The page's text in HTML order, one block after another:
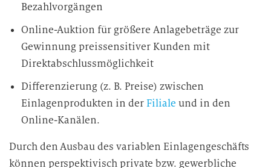
Bezahlvorgängen
Online-Auktion für größere Anlagebeträge zur
Gewinnung preissensitiver Kunden mit
Direktabschlussmöglichkeit
Differenzierung (z. B. Preise) zwischen
Einlagenprodukten in derFiliale und in den
Online-Kanälen.
Durch den Ausbau des variablen Einlagengeschäfts
können perspektivisch private bzw. gewerbliche